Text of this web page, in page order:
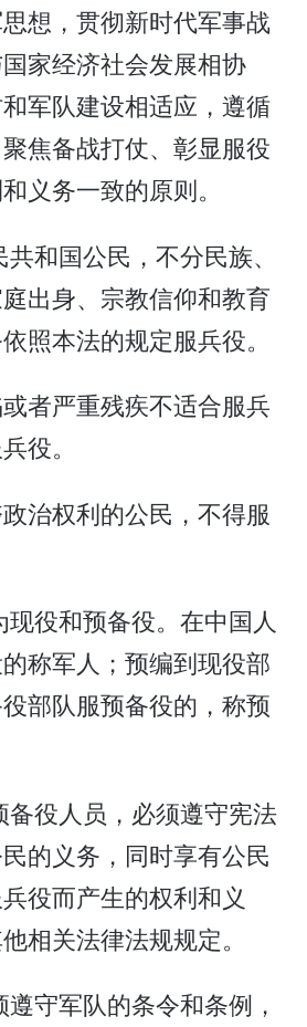
想，贯彻新时代军事战
家经济社会发展相协
军队建设相适应，遵循
焦备战打仗、彰显服役
义务一致的原则。
和国公民，不分民族、
出身、宗教信仰和教育
照本法的规定服兵役。
者严重残疾不适合服兵
役。
治权利的公民，不得服
役和预备役。在中国人
称军人；预编到现役部
部队服预备役的，称预
役人员，必须遵守宪法
的义务，同时享有公民
役而产生的权利和义
相关法律法规规定。
守军队的条令和条例，